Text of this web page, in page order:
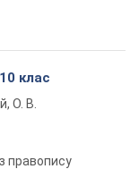
клас
О. В.
правопису